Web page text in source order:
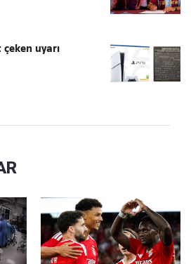
uyarı